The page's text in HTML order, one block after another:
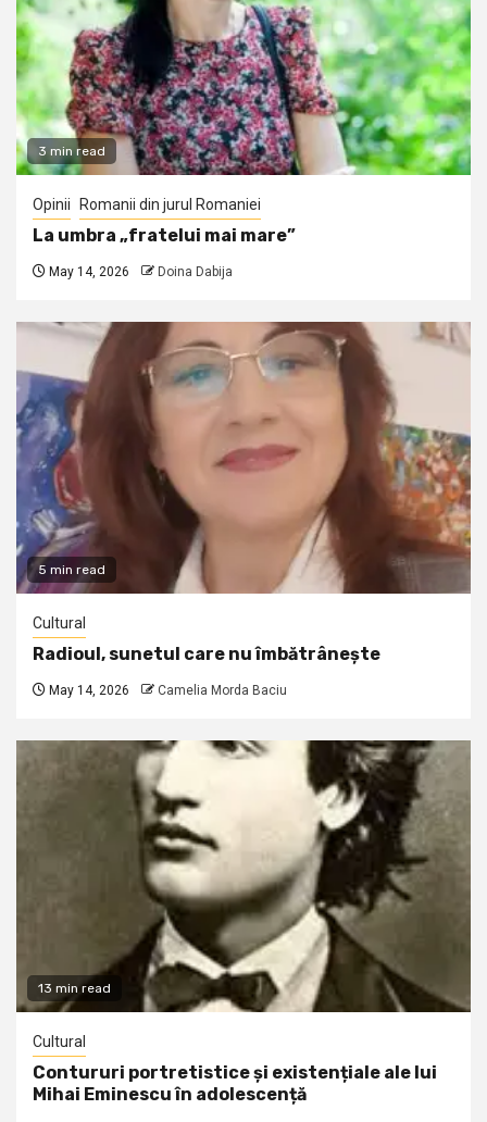
3 min read
Opinii Romanii din jurul Romaniei
La umbra „fratelui mai mare”
May 14, 2026 Doina Dabija
5 min read
Cultural
Radioul, sunetul care nu îmbătrânește
May 14, 2026 Camelia Morda Baciu
13 min read
Cultural
Contururi portretistice și existențiale ale lui
Mihai Eminescu în adolescență